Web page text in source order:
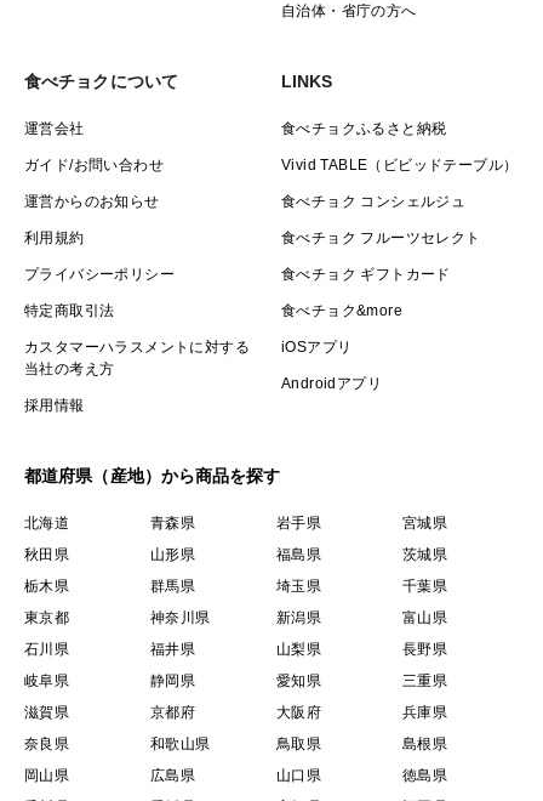
自治体・省庁の方へ
食べチョクについて
運営会社
ガイド/お問い合わせ
運営からのお知らせ
利用規約
プライバシーポリシー
特定商取引法
カスタマーハラスメントに対する
当社の考え方
採用情報
LINKS
食べチョクふるさと納税
Vivid TABLE（ビビッドテーブル）
食べチョク コンシェルジュ
食べチョク フルーツセレクト
食べチョク ギフトカード
食べチョク&more
iOSアプリ
Androidアプリ
都道府県（産地）から商品を探す
北海道 青森県 岩手県
宮城県
秋田県
山形県 福島県
茨城県
栃木県
群馬県 埼玉県
千葉県
東京都
神奈川県 新潟県
富山県
石川県
福井県 山梨県
長野県
岐阜県
静岡県 愛知県
三重県
滋賀県
京都府 大阪府
兵庫県
奈良県
和歌山県 鳥取県
島根県
岡山県
広島県 山口県
徳島県